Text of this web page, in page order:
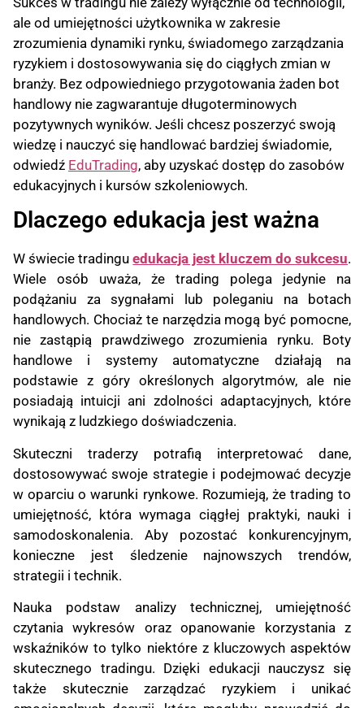
ale od umiejętności użytkownika w zakresie
zrozumienia dynamiki rynku, świadomego zarządzania
ryzykiem i dostosowywania się do ciągłych zmian w
branży. Bez odpowiedniego przygotowania żaden bot
handlowy nie zagwarantuje długoterminowych
pozytywnych wyników. Jeśli chcesz poszerzyć swoją
wiedzę i nauczyć się handlować bardziej świadomie,
odwiedź EduTrading, aby uzyskać dostęp do zasobów
edukacyjnych i kursów szkoleniowych.
Dlaczego edukacja jest ważna
W świecie tradinguedukacja jest kluczem do sukcesu.
Wiele osób uważa, że trading polega jedynie na
podążaniu za sygnałami lub poleganiu na botach
handlowych. Chociaż te narzędzia mogą być pomocne,
nie zastąpią prawdziwego zrozumienia rynku. Boty
handlowe i systemy automatyczne działają na
podstawie z góry określonych algorytmów, ale nie
posiadają intuicji ani zdolności adaptacyjnych, które
wynikają z ludzkiego doświadczenia.
Skuteczni traderzy potrafią interpretować dane,
dostosowywać swoje strategie i podejmować decyzje
w oparciu o warunki rynkowe. Rozumieją, że trading to
umiejętność, która wymaga ciągłej praktyki, nauki i
samodoskonalenia. Aby pozostać konkurencyjnym,
konieczne jest śledzenie najnowszych trendów,
strategii i technik.
Nauka podstaw analizy technicznej, umiejętność
czytania wykresów oraz opanowanie korzystania z
wskaźników to tylko niektóre z kluczowych aspektów
skutecznego tradingu. Dzięki edukacji nauczysz się
także skutecznie zarządzać ryzykiem i unikać